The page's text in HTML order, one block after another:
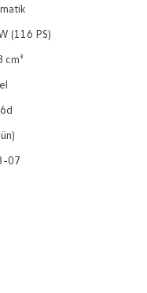
(116 PS)
cm³
07